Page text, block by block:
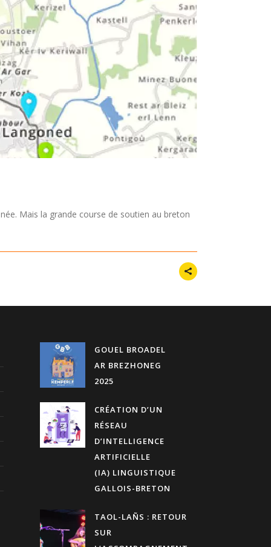
Mais la grande course de soutien au breton
GOUEL BROADEL
AR BREZHONEG
2025
CRÉATION D’UN
RÉSEAU
D’INTELLIGENCE
ARTIFICIELLE
(IA) LINGUISTIQUE
GALLOIS-BRETON
TAOL-LAÑS : RETOUR
SUR